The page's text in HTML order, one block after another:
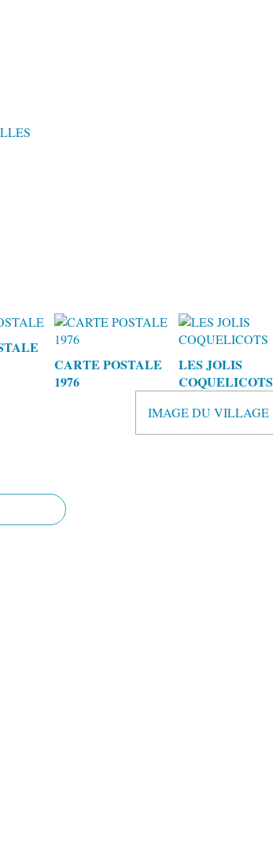
CARTE POSTALE
1976
LES JOLIS
COQUELICOTS
IMAGE DU VILLAGE